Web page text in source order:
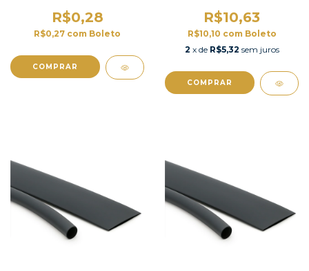
R$0,28
R$0,27 com Boleto
COMPRAR
UL
R$10,63
R$10,10 com Boleto
2 x de R$5,32 sem juros
COMPRAR